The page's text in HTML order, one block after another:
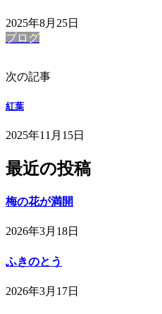
2025年8月25日
ブログ
次の記事
紅葉
2025年11月15日
最近の投稿
梅の花が満開
2026年3月18日
ふきのとう
2026年3月17日